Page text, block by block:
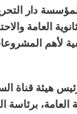
دار
العامة
لأهم
هيئة قناة
العامة،